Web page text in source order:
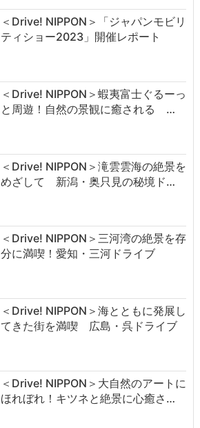
＜Drive! NIPPON＞「ジャパンモビリ
ティショー2023」開催レポート
＜Drive! NIPPON＞蝦夷富士ぐるーっ
と周遊！自然の景観に癒される …
＜Drive! NIPPON＞滝雲雲海の絶景を
めざして 新潟・奥只見の秘境ド…
＜Drive! NIPPON＞三河湾の絶景を存
分に満喫！愛知・三河ドライブ
＜Drive! NIPPON＞海とともに発展し
てきた街を満喫 広島・呉ドライブ
＜Drive! NIPPON＞大自然のアートに
ほれぼれ！キツネと絶景に心癒さ…